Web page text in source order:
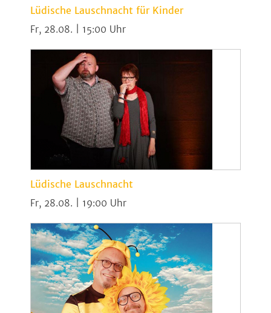
Lüdische Lauschnacht für Kinder
Fr, 28.08. | 15:00
Lüdische Lauschnacht
Fr, 28.08. | 19:00